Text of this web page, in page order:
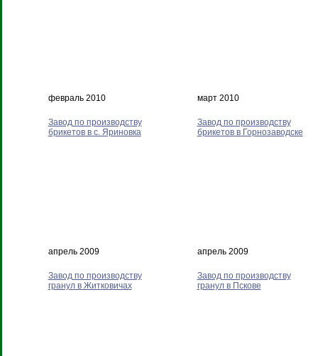
февраль 2010 март 2010
Завод по производству
брикетов в с. Яриновка
апрель 2009
Завод по производству
брикетов в Горнозаводске
апрель 2009
Завод по производству
гранул в Житковичах
Завод по производству
гранул в Пскове